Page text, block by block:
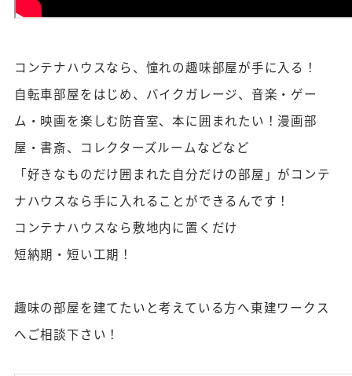
コンテナハウスなら、憧れの趣味部屋が手に入る！
自転車部屋をはじめ、バイクガレージ、音楽・ゲー
ム・映画を楽しむ防音室、本に囲まれたい！漫画部
屋・書斎、コレクターズルームなどなど
「好きなものだけ囲まれた自分だけの部屋」がコンテ
ナハウスなら手に入れることができるんです！
コンテナハウスなら敷地内に置くだけ
短納期・短い工期！
趣味の部屋を建てたいと考えている方へ東建ワークス
へご相談下さい！